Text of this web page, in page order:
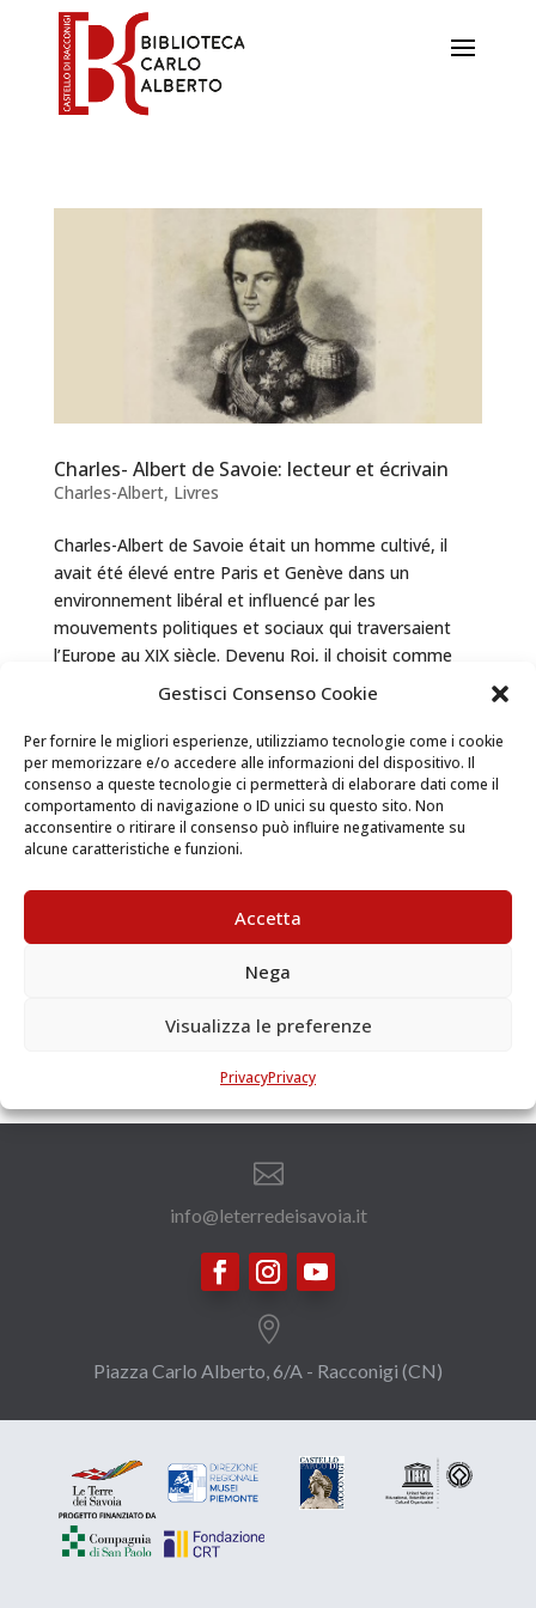
Gestisci Consenso Cookie
Per fornire le migliori esperienze, utilizziamo tecnologie come i cookie
per memorizzare e/o accedere alle informazioni del dispositivo. Il
consenso a queste tecnologie ci permetterà di elaborare dati come il
comportamento di navigazione o ID unici su questo sito. Non
acconsentire o ritirare il consenso può influire negativamente su
alcune caratteristiche e funzioni.
Accetta
Nega
Visualizza le preferenze
PrivacyPrivacy
Charles- Albert de Savoie: lecteur et écrivain
Charles-Albert, Livres
Charles-Albert de Savoie était un homme cultivé, il
avait été élevé entre Paris et Genève dans un
environnement libéral et influencé par les
mouvements politiques et sociaux qui traversaient
l’Europe au XIX siècle. Devenu Roi, il choisit comme
résidence préférée le...
Articoli recenti
Charles- Albert de Savoie: lecteur et écrivain
Archivi
juin 2018
Categorie

info@leterredeisavoia.it

Piazza Carlo Alberto, 6/A - Racconigi (CN)